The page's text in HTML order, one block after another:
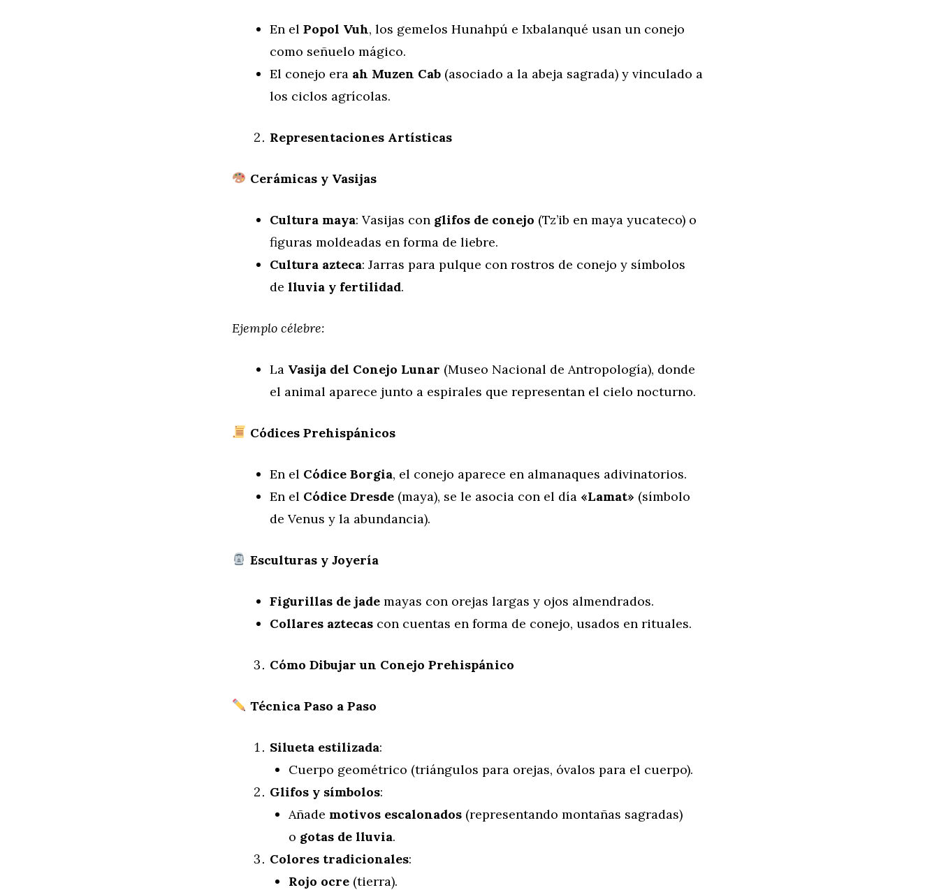
En el Popol Vuh, los gemelos Hunahpú e Ixbalanqué usan un conejo
como señuelo mágico.
El conejo era ah Muzen Cab (asociado a la abeja sagrada) y vinculado a
los ciclos agrícolas.
Representaciones Artísticas
Cerámicas y Vasijas
Cultura maya: Vasijas con glifos de conejo (Tz’ib en maya yucateco) o
figuras moldeadas en forma de liebre.
Cultura azteca: Jarras para pulque con rostros de conejo y símbolos
de lluvia y fertilidad.
Ejemplo célebre:
La Vasija del Conejo Lunar (Museo Nacional de Antropología), donde
el animal aparece junto a espirales que representan el cielo nocturno.
Códices Prehispánicos
En el Códice Borgia, el conejo aparece en almanaques adivinatorios.
En el Códice Dresde (maya), se le asocia con el día «Lamat» (símbolo
de Venus y la abundancia).
Esculturas y Joyería
Figurillas de jade mayas con orejas largas y ojos almendrados.
Collares aztecas con cuentas en forma de conejo, usados en rituales.
Cómo Dibujar un Conejo Prehispánico
Técnica Paso a Paso
Silueta estilizada:
Cuerpo geométrico (triángulos para orejas, óvalos para el cuerpo).
Glifos y símbolos:
Añade motivos escalonados (representando montañas sagradas)
o gotas de lluvia.
Colores tradicionales:
Rojo ocre (tierra).